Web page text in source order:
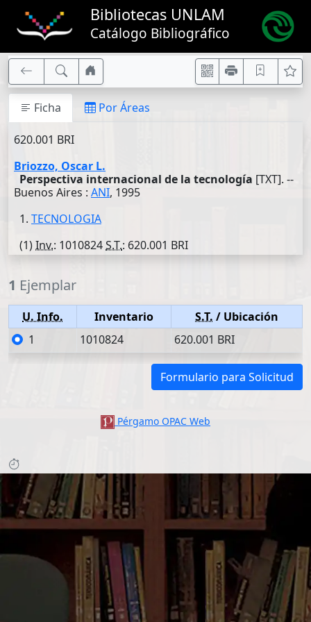
Bibliotecas UNLAM
Catálogo Bibliográfico
Ficha Por Áreas
620.001 BRI
Briozzo, Oscar L.
Perspectiva internacional de la tecnología [TXT]. --
Buenos Aires : ANI, 1995
1. TECNOLOGIA
(1)Inv.: 1010824S.T.: 620.001 BRI
1 Ejemplar
U. Info. Inventario S.T. / Ubicación
1
1010824 620.001 BRI
Formulario para Solicitud
Pérgamo OPAC Web